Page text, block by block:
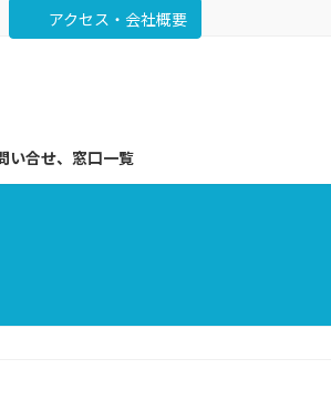
アクセス・会社概要
い合せ、窓口一覧